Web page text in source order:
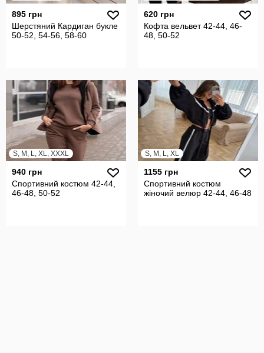
895 грн
Шерстяний Кардиган букле
50-52, 54-56, 58-60
620 грн
Кофта вельвет 42-44, 46-
48, 50-52
S, M, L, XL, XXXL
940 грн
Спортивний костюм 42-44,
46-48, 50-52
S, M, L, XL
1155 грн
Спортивний костюм
жіночий велюр 42-44, 46-48